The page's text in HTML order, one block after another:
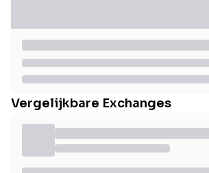
Vergelijkbare Exchanges